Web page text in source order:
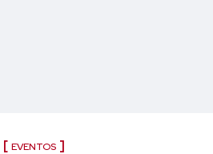
EVENTOS